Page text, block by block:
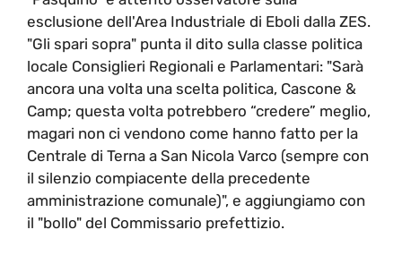
esclusione dell'Area Industriale di Eboli dalla ZES.
"Gli spari sopra" punta il dito sulla classe politica
locale Consiglieri Regionali e Parlamentari: "Sarà
ancora una volta una scelta politica, Cascone &
Camp; questa volta potrebbero “credere” meglio,
magari non ci vendono come hanno fatto per la
Centrale di Terna a San Nicola Varco (sempre con
il silenzio compiacente della precedente
amministrazione comunale)", e aggiungiamo con
il "bollo" del Commissario prefettizio.